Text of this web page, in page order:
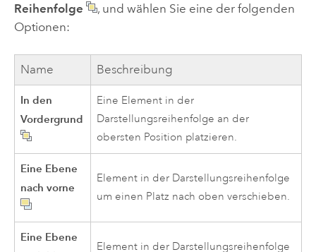
Reihenfolge
, und wählen Sie eine der folgenden
Optionen:
Name Beschreibung
In den
Vordergrund
Eine Element in der
Darstellungsreihenfolge an der
obersten Position platzieren.
Eine Ebene
nach vorne
Element in der Darstellungsreihenfolge
um einen Platz nach oben verschieben.
Eine Ebene
Element in der Darstellungsreihenfolge